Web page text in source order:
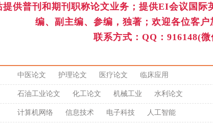
提供普刊和期刊职称论文业务；提供EI会议国际
编、副主编、参编，独著；欢迎各位客户
联系方式：QQ：916148(微
中医论文 护理论文 医疗论文 临床应用
石油工业论文 化工论文 机械工业 水利论文
计算机网络 信息技术 电子科技 人工智能